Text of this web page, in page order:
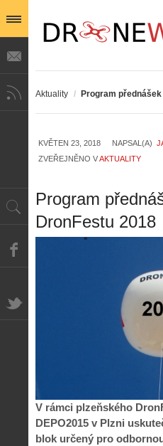
Aktuality / Program
KVĚTEN 23, 2018 NAPSAL(A)
ZVEŘEJNĚNO VAKTUALITY
Program
DronFestu 2018
V rámci plzeňského
DEPO2015 v Plzni
blok určený pro